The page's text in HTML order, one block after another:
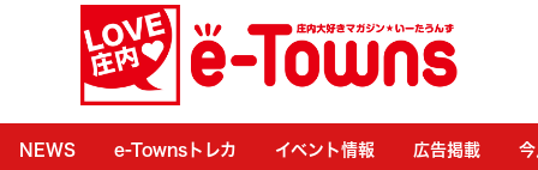
NEWS e-Townsトレカ イベント情報 広告掲載